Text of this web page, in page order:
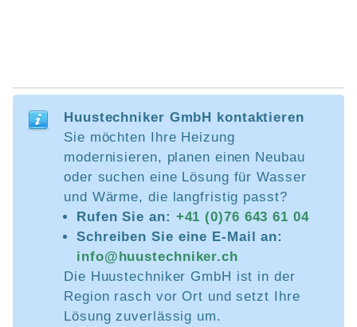
Huustechniker GmbH kontaktieren
Sie möchten Ihre Heizung
modernisieren, planen einen Neubau
oder suchen eine Lösung für Wasser
und Wärme, die langfristig passt?
Rufen Sie an: +41 (0)76 643 61 04
Schreiben Sie eine E-Mail an:
info@huustechniker.ch
Die Huustechniker GmbH ist in der
Region rasch vor Ort und setzt Ihre
Lösung zuverlässig um.